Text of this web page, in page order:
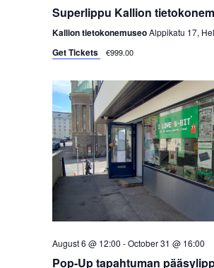
Superlippu Kallion
Kallion tietokonemuseoAlppikatu 17,
Get Tickets €999.00
August 6 @ 12:00 -October 31 @ 16:00
Pop-Up tapahtuman